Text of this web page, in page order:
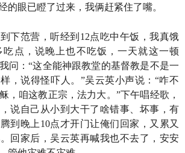
的眼已瞪了过来，我俩赶紧住了嘴。
范营，听经到12点吃中午饭，我真饿
吃点，说晚上也不吃饭，一天就这一顿
问：“这全能神跟教堂的基督教是不是一
，说得怪吓人。”吴云英小声说：“咋不
，咱这教正宗，法力大。”下午唱经歌，
说自己从小到大干了啥错事、坏事，有
到晚上10点才开门让俺们回家，又累又
回家后，吴云英再喊我也不去了，安安